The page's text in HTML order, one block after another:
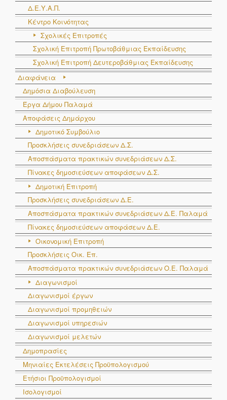
Δ.Ε.Υ.Α.Π.
Κέντρο Κοινότητας
Σχολικές Επιτροπές
Σχολική Επιτροπή Πρωτοβάθμιας Εκπαίδευσης
Σχολική Επιτροπή Δευτεροβάθμιας Εκπαίδευσης
Διαφάνεια
Δημόσια Διαβούλευση
Έργα Δήμου Παλαμά
Αποφάσεις Δημάρχου
Δημοτικό Συμβούλιο
Προσκλήσεις συνεδριάσεων Δ.Σ.
Αποσπάσματα πρακτικών συνεδριάσεων Δ.Σ.
Πίνακες δημοσιεύσεων αποφάσεων Δ.Σ.
Δημοτική Επιτροπή
Προσκλήσεις συνεδριάσεων Δ.Ε.
Αποσπάσματα πρακτικών συνεδριάσεων Δ.E. Παλαμά
Πίνακες δημοσιεύσεων αποφάσεων Δ.Ε.
Οικονομική Επιτροπή
Προσκλήσεις Οικ. Επ.
Αποσπάσματα πρακτικών συνεδριάσεων Ο.E. Παλαμά
Διαγωνισμοί
Διαγωνισμοί έργων
Διαγωνισμοί προμηθειών
Διαγωνισμοί υπηρεσιών
Διαγωνισμοί μελετών
Δημοπρασίες
Μηνιαίες Εκτελέσεις Προϋπολογισμού
Ετήσιοι Προϋπολογισμοί
Ισολογισμοί